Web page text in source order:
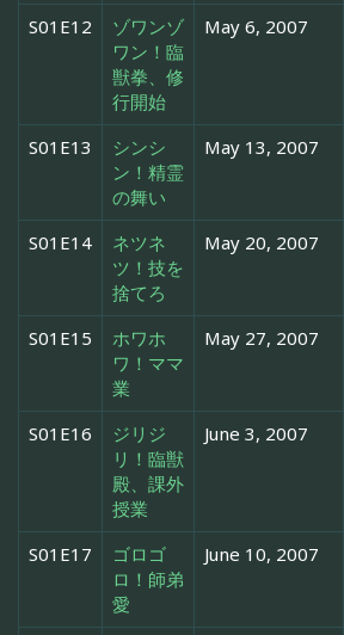
S01E12
ゾワンゾ
ワン！臨
獣拳、修
行開始
May 6, 2007
S01E13
シンシ
ン！精霊
の舞い
May 13, 2007
S01E14
ネツネ
ツ！技を
捨てろ
May 20, 2007
S01E15
ホワホ
ワ！ママ
業
May 27, 2007
S01E16
ジリジ
リ！臨獣
殿、課外
授業
June 3, 2007
S01E17
ゴロゴ
ロ！師弟
愛
June 10, 2007